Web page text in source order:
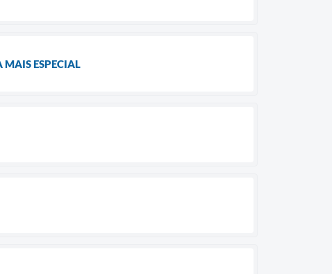
ESPECIAL